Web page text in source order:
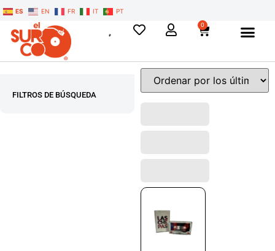
ES EN FR IT PT
0
FILTROS DE BÚSQUEDA